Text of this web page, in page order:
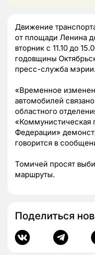
Движение
от площади Ленина
вторник с 11.10 до
годовщины
пресс-служба мэрии.
«Временное
автомобилей
областного
«Коммунистическая
Федерации»
говорится в
Томичей просят
маршруты.
Поделиться